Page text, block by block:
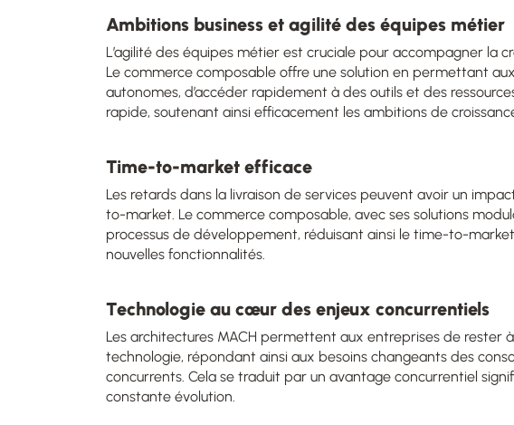
Ambitions business et agilité des équipes métier
L’agilité des équipes métier est cruciale pour accompagner la
Le commerce composable offre une solution en permettant
autonomes, d’accéder rapidement à des outils et des
rapide, soutenant ainsi efficacement les ambitions de
Time-to-market efficace
Les retards dans la livraison de services peuvent avoir un
to-market. Le commerce composable, avec ses solutions
processus de développement, réduisant ainsi le time-to-
nouvelles fonctionnalités.
Technologie au cœur des enjeux concurrentiels
Les architectures MACH permettent aux entreprises de rester
technologie, répondant ainsi aux besoins changeants des
concurrents. Cela se traduit par un avantage concurrentiel
constante évolution.